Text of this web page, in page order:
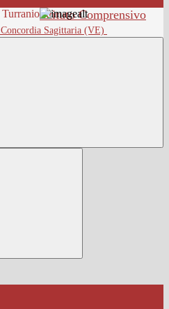
Istituto Comprensivo
Concordia Sagittaria (VE)